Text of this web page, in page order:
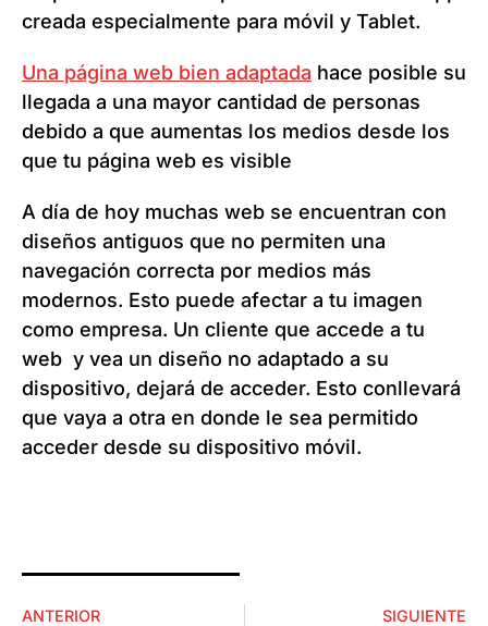
creada especialmente para móvil y Tablet.
Una página web bien adaptada hace posible su
llegada a una mayor cantidad de personas
debido a que aumentas los medios desde los
que tu página web es visible
A día de hoy muchas web se encuentran con
diseños antiguos que no permiten una
navegación correcta por medios más
modernos. Esto puede afectar a tu imagen
como empresa. Un cliente que accede a tu
web y vea un diseño no adaptado a su
dispositivo, dejará de acceder. Esto conllevará
que vaya a otra en donde le sea permitido
acceder desde su dispositivo móvil.
ANTERIOR SIGUIENTE